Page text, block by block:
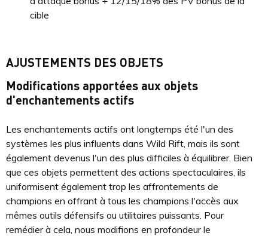
cible
AJUSTEMENTS DES OBJETS
Modifications apportées aux objets
d'enchantements actifs
Les enchantements actifs ont longtemps été l'un des
systèmes les plus influents dans Wild Rift, mais ils sont
également devenus l'un des plus difficiles à équilibrer. Bien
que ces objets permettent des actions spectaculaires, ils
uniformisent également trop les affrontements de
champions en offrant à tous les champions l'accès aux
mêmes outils défensifs ou utilitaires puissants. Pour
remédier à cela, nous modifions en profondeur le